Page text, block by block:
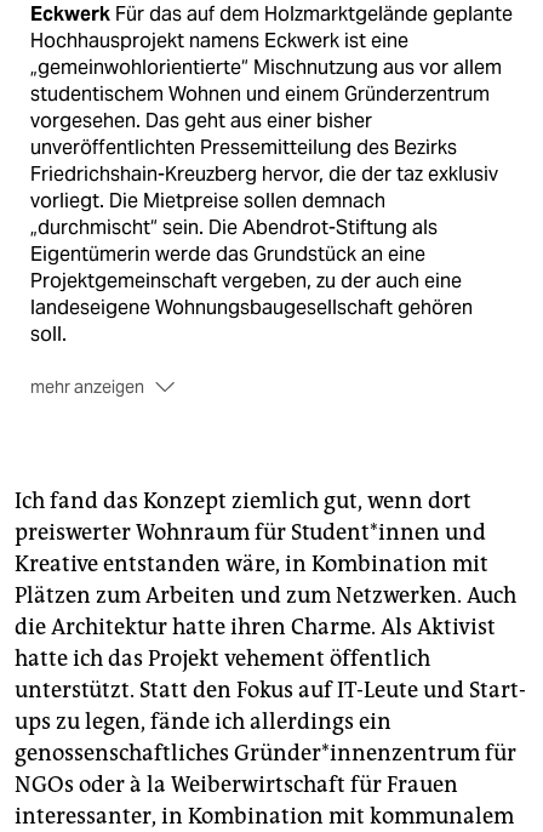
Eckwerk Für das auf dem Holzmarktgelände geplante
Hochhausprojekt namens Eckwerk ist eine
„gemeinwohlorientierte“ Mischnutzung aus vor allem
studentischem Wohnen und einem Gründerzentrum
vorgesehen. Das geht aus einer bisher
unveröffentlichten Pressemitteilung des Bezirks
Friedrichshain-Kreuzberg hervor, die der taz exklusiv
vorliegt. Die Mietpreise sollen demnach
„durchmischt“ sein. Die Abendrot-Stiftung als
Eigentümerin werde das Grundstück an eine
Projektgemeinschaft vergeben, zu der auch eine
landeseigene Wohnungsbaugesellschaft gehören
soll.
mehr anzeigen
bei der zukünftigen Entwicklung Berücksichtigung
finden.“ Damit ist aus Sicht des Bezirks ein
langjähriger Konflikt mit den Holzmarkt-Betreibern
beendet.(taz)
Ich fand das Konzept ziemlich gut, wenn dort
preiswerter Wohnraum für Student*innen und
Kreative entstanden wäre, in Kombination mit
Plätzen zum Arbeiten und zum Netzwerken. Auch
die Architektur hatte ihren Charme. Als Aktivist
hatte ich das Projekt vehement öffentlich
unterstützt. Statt den Fokus auf IT-Leute und Start-
ups zu legen, fände ich allerdings ein
genossenschaftliches Gründer*innenzentrum für
NGOs oder à la Weiberwirtschaft für Frauen
interessanter, in Kombination mit kommunalem